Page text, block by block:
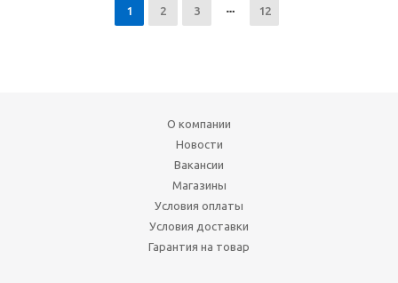
1 2 3 12
О компании
Новости
Вакансии
Магазины
Условия оплаты
Условия доставки
Гарантия на товар